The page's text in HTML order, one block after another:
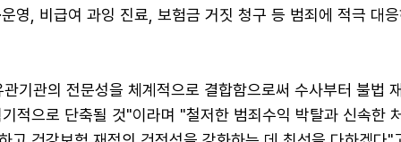
영, 비급여 과잉 진료, 보험금 거짓 청구 등 범죄에 적극 대
기관의 전문성을 체계적으로 결합함으로써 수사부터 불법
적으로 단축될 것"이라며 "철저한 범죄수익 박탈과 신속한